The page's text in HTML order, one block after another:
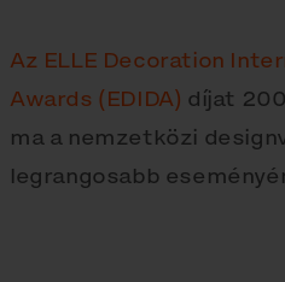
Az ELLE Decoration
Awards (EDIDA) díjat
ma a nemzetközi
legrangosabb